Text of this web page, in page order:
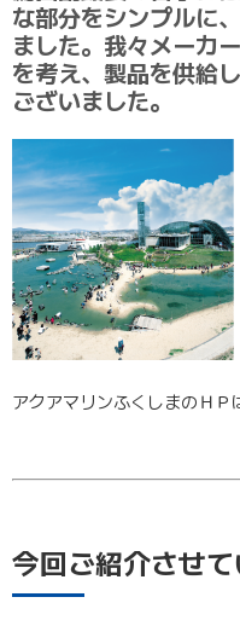
な部分をシンプルに
ました。我々メーカ
を考え、製品を供給
ございました。
アクアマリンふくしまのＨＰ
今回ご紹介させ